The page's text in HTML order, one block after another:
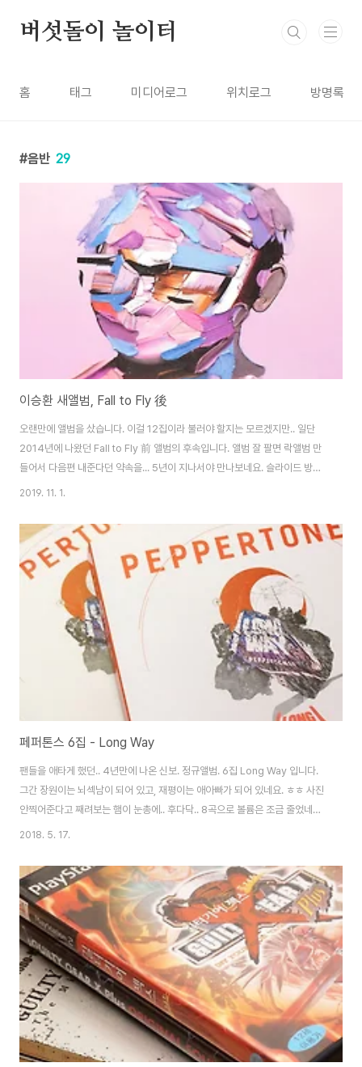
버섯돌이 놀이터
홈 태그 미디어로그 위치로그 방명록
음반 29
이승환 새앨범, Fall to Fly 後
오랜만에 앨범을 샀습니다. 이걸 12집이라 불러야 할지는 모르겠지만.. 일단
2014년에 나왔던 Fall to Fly 前 앨범의 후속입니다. 앨범 잘 팔면 락앨범 만
들어서 다음편 내준다던 약속을... 5년이 지나서야 만나보네요. 슬라이드 방식.
그마저도.. 락 앨범이 아닙니다. 아니, 락이라고 부를만한 곡도 없네요. 백야가
했던거 한곡만 찐하게 넣어줬다면 어땠을까..? 하는 아쉬움을 지울수는 없네요.
ㅜ_ㅜ 그 와중에 노래들은 잘 뽑았습니다. 전체적으로 좋네요. 신곡이 많지 않
을 뿐... 올해 30주년을 맞이하는 사람이라니.. 참.. 세월무상. 30주년 공연은
무사히 치뤄졌으면 좋겠네요. 세상이 참 세상같지 않아서... ..
2019. 11. 1.
페퍼톤스 6집 - Long Way
팬들을 애타게 했던.. 4년만에 나온 신보. 정규앨범. 6집 Long Way 입니다.
그간 장원이는 뇌섹남이 되어 있고, 재평이는 애아빠가 되어 있네요. ㅎㅎ 사진
안찍어준다고 째려보는 햄이 눈총에.. 후다닥.. 8곡으로 볼륨은 조금 줄었네요.
2번 트랙 '카우보이의 바다'는 TV 프로그램을 통해 먼저 공개되었죠. 체육관을
다. 장원이와 재평이. 앨범 트레이 뒷면이 예쁘게 나왔네요. 개인적으로는 이진
아가 부른 '할머니와 낡은 로케트'가 좋았습니다. 펩톤도 정말 노래가 많이 늘긴
했으나.. 역시 여자 보컬이랑 어울리는 곡들을 잘 만들어요. ^^ 앨범 내고 바로
콘서트도 예정되어 있죠? 네.. 재평존으로 예매해드리고.. 안식을 얻었..
2018. 5. 17.